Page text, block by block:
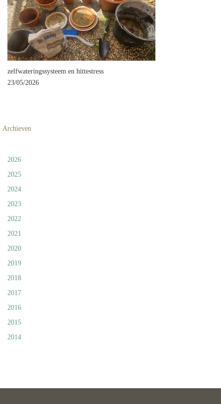
zelfwateringssysteem en hittestress
23/05/2026
Archieven
2026
2025
2024
2023
2022
2021
2020
2019
2018
2017
2016
2015
2014